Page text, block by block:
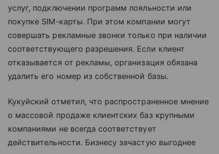
услуг, подключении программ лояльности или
покупке SIM-карты. При этом компании могут
совершать рекламные звонки только при наличии
соответствующего разрешения. Если клиент
отказывается от рекламы, организация обязана
удалить его номер из собственной базы.
Кукуйский отметил, что распространенное мнение
о массовой продаже клиентских баз крупными
компаниями не всегда соответствует
действительности. Бизнесу зачастую выгоднее